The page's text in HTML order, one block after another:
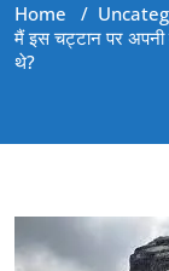
Home /
मैं इस चट्टान पर अपनी
थे?